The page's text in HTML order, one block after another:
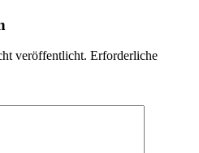
veröffentlicht. Erforderliche